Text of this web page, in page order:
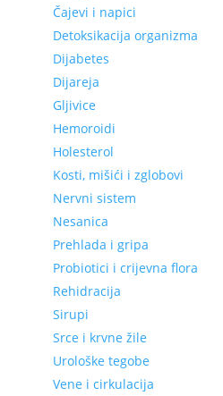
Čajevi i napici
Detoksikacija organizma
Dijabetes
Dijareja
Gljivice
Hemoroidi
Holesterol
Kosti, mišići i zglobovi
Nervni sistem
Nesanica
Prehlada i gripa
Probiotici i crijevna flora
Rehidracija
Sirupi
Srce i krvne žile
Urološke tegobe
Vene i cirkulacija